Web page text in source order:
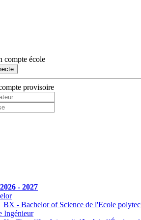
compte école
provisoire
- 2027
BX - Bachelor of Science de l'Ecole
Ingénieur